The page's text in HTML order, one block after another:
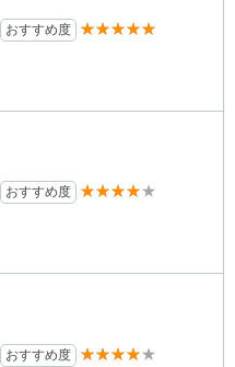
おすすめ度 ★★★★★
おすすめ度 ★★★★★
おすすめ度 ★★★★★